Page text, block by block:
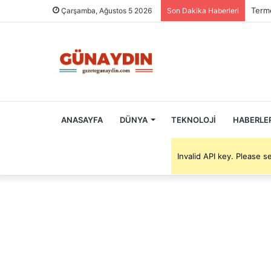
Çarşamba, Ağustos 5 2026 Son Dakika Haberleri
ANASAYFA DÜNYA TEKNOLOJI
Invalid API key. Please